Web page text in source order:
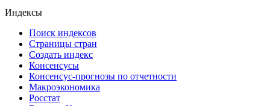
Индексы
Поиск индексов
Страницы стран
Создать индекс
Консенсусы
Консенсус-прогнозы по отчетности
Макроэкономика
Росстат